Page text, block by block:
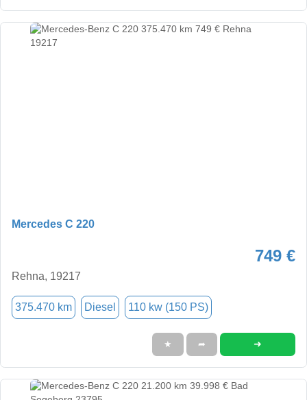
Mercedes C 220
749 €
Rehna, 19217
375.470 km Diesel 110 kw (150 PS)
★ ➦ ➜